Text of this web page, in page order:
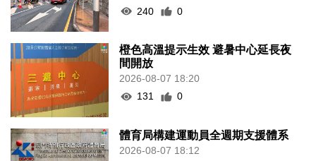
240
0
橙色高溫提示生效 避暑中心延長夜
間開放
2026-08-07 18:20
131
0
體育局構建運動員全週期支援體系
2026-08-07 18:12